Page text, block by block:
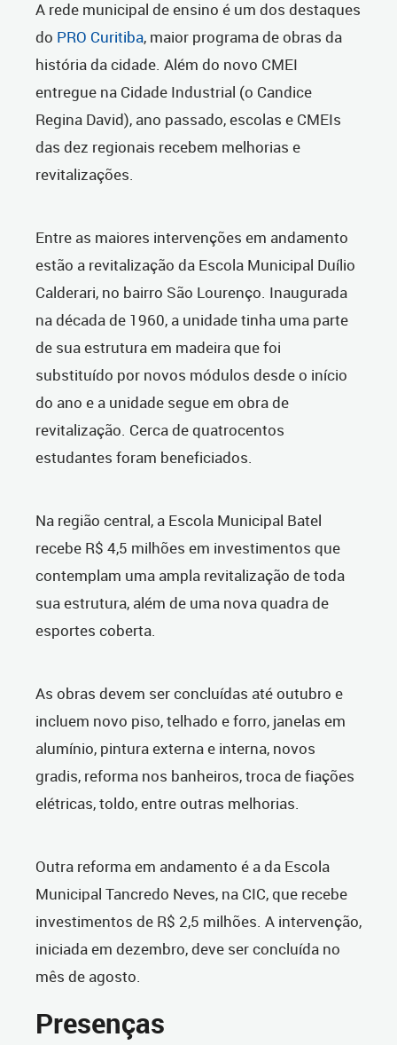
A rede municipal de ensino é um dos destaques
do PRO Curitiba, maior programa de obras da
história da cidade. Além do novo CMEI
entregue na Cidade Industrial (o Candice
Regina David), ano passado, escolas e CMEIs
das dez regionais recebem melhorias e
revitalizações.
Entre as maiores intervenções em andamento
estão a revitalização da Escola Municipal Duílio
Calderari, no bairro São Lourenço. Inaugurada
na década de 1960, a unidade tinha uma parte
de sua estrutura em madeira que foi
substituído por novos módulos desde o início
do ano e a unidade segue em obra de
revitalização. Cerca de quatrocentos
estudantes foram beneficiados.
Na região central, a Escola Municipal Batel
recebe R$ 4,5 milhões em investimentos que
contemplam uma ampla revitalização de toda
sua estrutura, além de uma nova quadra de
esportes coberta.
As obras devem ser concluídas até outubro e
incluem novo piso, telhado e forro, janelas em
alumínio, pintura externa e interna, novos
gradis, reforma nos banheiros, troca de fiações
elétricas, toldo, entre outras melhorias.
Outra reforma em andamento é a da Escola
Municipal Tancredo Neves, na CIC, que recebe
investimentos de R$ 2,5 milhões. A intervenção,
iniciada em dezembro, deve ser concluída no
mês de agosto.
Presenças